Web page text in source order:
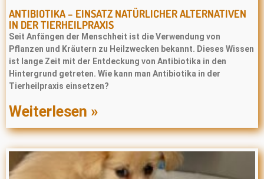
ANTIBIOTIKA – EINSATZ NATÜRLICHER ALTERNATIVEN
IN DER TIERHEILPRAXIS
Seit Anfängen der Menschheit ist die Verwendung von
Pﬂanzen und Kräutern zu Heilzwecken bekannt. Dieses Wissen
ist lange Zeit mit der Entdeckung von Antibiotika in den
Hintergrund getreten. Wie kann man Antibiotika in der
Tierheilpraxis einsetzen?
Weiterlesen »